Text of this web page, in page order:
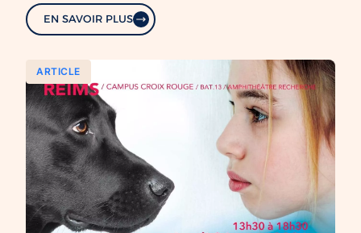
EN SAVOIR PLUS
ARTICLE